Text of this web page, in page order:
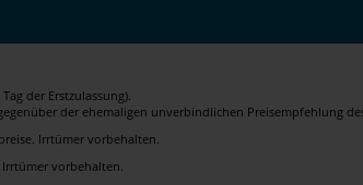
der Erstzulassung).
der ehemaligen unverbindlichen Preisempfehlung
Irrtümer vorbehalten.
vorbehalten.